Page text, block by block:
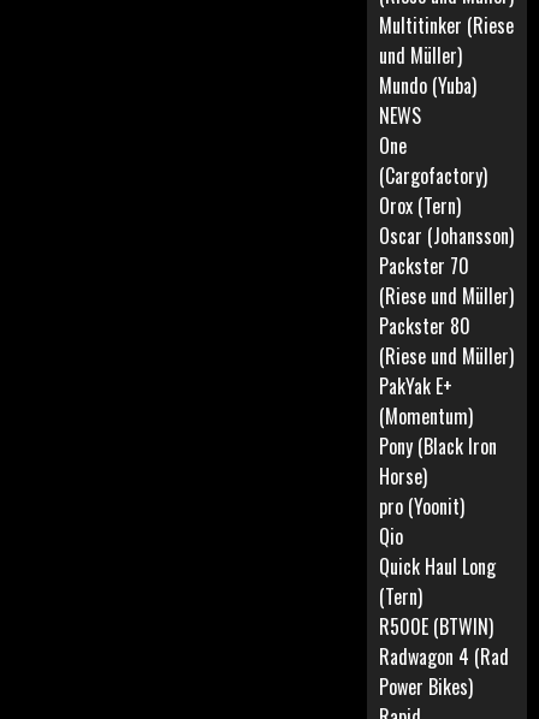
Multitinker (Riese
und Müller)
Mundo (Yuba)
NEWS
One
(Cargofactory)
Orox (Tern)
Oscar (Johansson)
Packster 70
(Riese und Müller)
Packster 80
(Riese und Müller)
PakYak E+
(Momentum)
Pony (Black Iron
Horse)
pro (Yoonit)
Qio
Quick Haul Long
(Tern)
R500E (BTWIN)
Radwagon 4 (Rad
Power Bikes)